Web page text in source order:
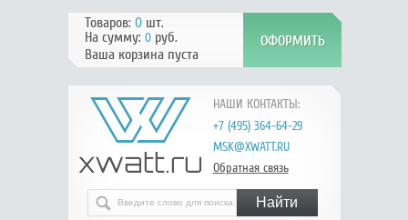
НАШИ КОНТАКТЫ:
+7 (495) 364-64-29
MSK@XWATT.RU
Обратная связь
Товаров: 0шт.
На сумму: 0руб.
Ваша корзина пуста